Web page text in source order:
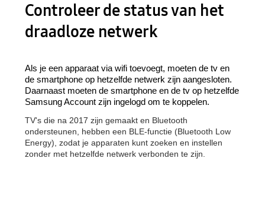
Controleer de status van het
draadloze netwerk
Als je een apparaat via wifi toevoegt, moeten de tv en
de smartphone op hetzelfde netwerk zijn aangesloten.
Daarnaast moeten de smartphone en de tv op hetzelfde
Samsung Account zijn ingelogd om te koppelen.
TV's die na 2017 zijn gemaakt en Bluetooth
ondersteunen, hebben een BLE-functie (Bluetooth Low
Energy), zodat je apparaten kunt zoeken en instellen
zonder met hetzelfde netwerk verbonden te zijn.